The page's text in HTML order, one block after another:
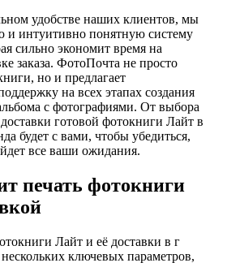
удобстве наших клиентов, мы
и интуитивно понятную систему
сильно экономит время на
заказа. ФотоПочта не просто
но и предлагает
на всех этапах создания
с фотографиями. От выбора
готовой фотокниги Лайт в
будет с вами, чтобы убедиться,
все ваши ожидания.
печать фотокниги
Лайт и её доставки в г
ключевых параметров,